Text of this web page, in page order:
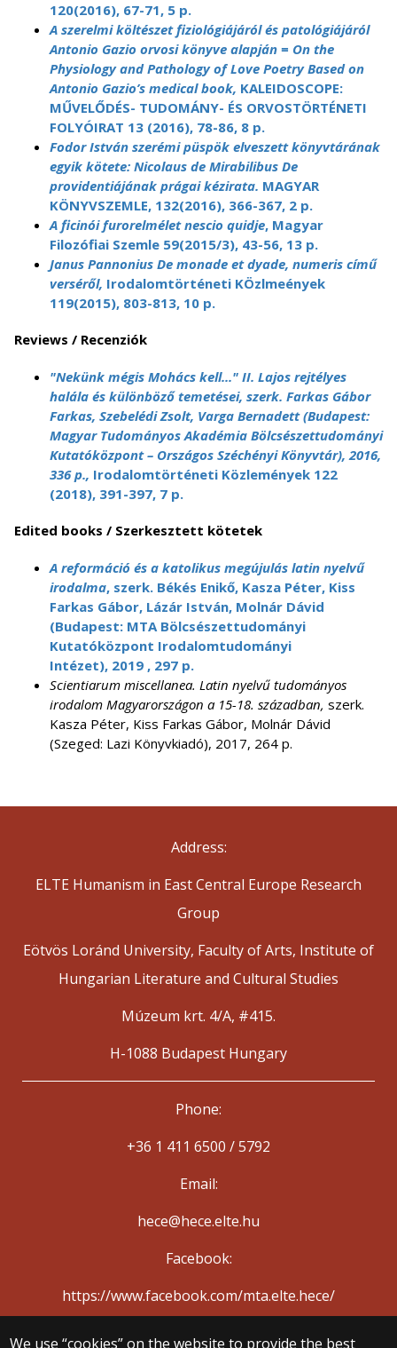
120(2016), 67-71, 5 p.
A szerelmi költészet fiziológiájáról és patológiájáról
Antonio Gazio orvosi könyve alapján = On the
Physiology and Pathology of Love Poetry Based on
Antonio Gazio’s medical book, KALEIDOSCOPE:
MŰVELŐDÉS- TUDOMÁNY- ÉS ORVOSTÖRTÉNETI
FOLYÓIRAT 13 (2016), 78-86, 8 p.
Fodor István szerémi püspök elveszett könyvtárának
egyik kötete: Nicolaus de Mirabilibus De
providentiájának prágai kézirata. MAGYAR
KÖNYVSZEMLE, 132(2016), 366-367, 2 p.
A ficinói furorelmélet nescio quidje, Magyar
Filozófiai Szemle 59(2015/3), 43-56, 13 p.
Janus Pannonius De monade et dyade, numeris című
verséről, Irodalomtörténeti KÖzlmeények
119(2015), 803-813, 10 p.
Reviews / Recenziók
"Nekünk mégis Mohács kell..." II. Lajos rejtélyes
halála és különböző temetései, szerk. Farkas Gábor
Farkas, Szebelédi Zsolt, Varga Bernadett (Budapest:
Magyar Tudományos Akadémia Bölcsészettudományi
Kutatóközpont – Országos Széchényi Könyvtár), 2016,
336 p., Irodalomtörténeti Közlemények 122
(2018), 391-397, 7 p.
Edited books / Szerkesztett kötetek
A reformáció és a katolikus megújulás latin nyelvű
irodalma, szerk. Békés Enikő, Kasza Péter, Kiss
Farkas Gábor, Lázár István, Molnár Dávid
(Budapest: MTA Bölcsészettudományi
Kutatóközpont Irodalomtudományi
Intézet), 2019 , 297 p.
Scientiarum miscellanea. Latin nyelvű tudományos
irodalom Magyarországon a 15-18. században, szerk.
Kasza Péter, Kiss Farkas Gábor, Molnár Dávid
(Szeged: Lazi Könyvkiadó), 2017, 264 p.
We use “cookies” on the website to provide the best
Address:
ELTE Humanism in East Central Europe Research
Group
Eötvös Loránd University, Faculty of Arts, Institute of
Hungarian Literature and Cultural Studies
Múzeum krt. 4/A, #415.
H-1088 Budapest Hungary
Phone:
+36 1 411 6500 / 5792
Email:
hece@hece.elte.hu
Facebook:
https://www.facebook.com/mta.elte.hece/